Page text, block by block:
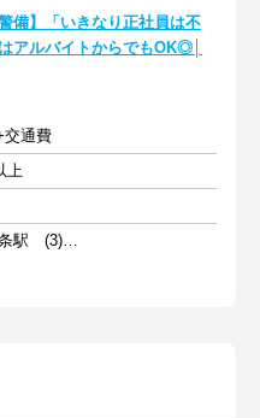
備】「いきなり正社員は不
ルバイトからでもOK◎│
交通費
上
(1)駅 (2)伊予西条駅 (3)牛渕団地前駅